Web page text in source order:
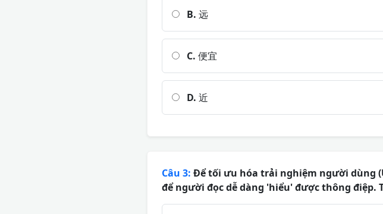
B. 远
C. 便宜
D. 近
Câu 3: Để tối ưu hóa trải nghiệm người dùng
để người đọc dễ dàng 'hiểu' được thông điệp.